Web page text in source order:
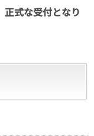
式な受付となり